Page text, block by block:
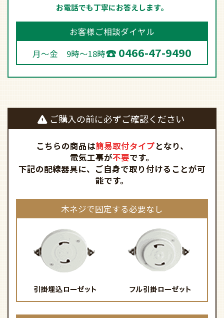
お電話でも丁寧にお答えします。
お客様ご相談ダイヤル
月～金 9時～18時
0466-47-9490
ご購入の前に必ずご確認ください
こちらの商品は簡易取付タイプとなり、
電気工事が不要です。
下記の配線器具に、ご自身で取り付けることが可
能です。
木ネジで固定する必要なし